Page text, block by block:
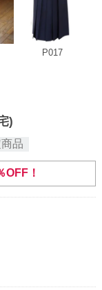
P017
)
品
OFF！